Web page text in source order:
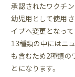
承認されたワクチ
幼児用として使用
イプへ変更となって
13種類の中にはニ
も含むため2種類の
とになります。